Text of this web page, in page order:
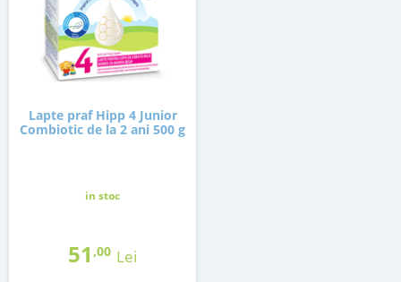
Lapte praf Hipp 4 Junior
Combiotic de la 2 ani 500 g
in stoc
51 ,00 Lei